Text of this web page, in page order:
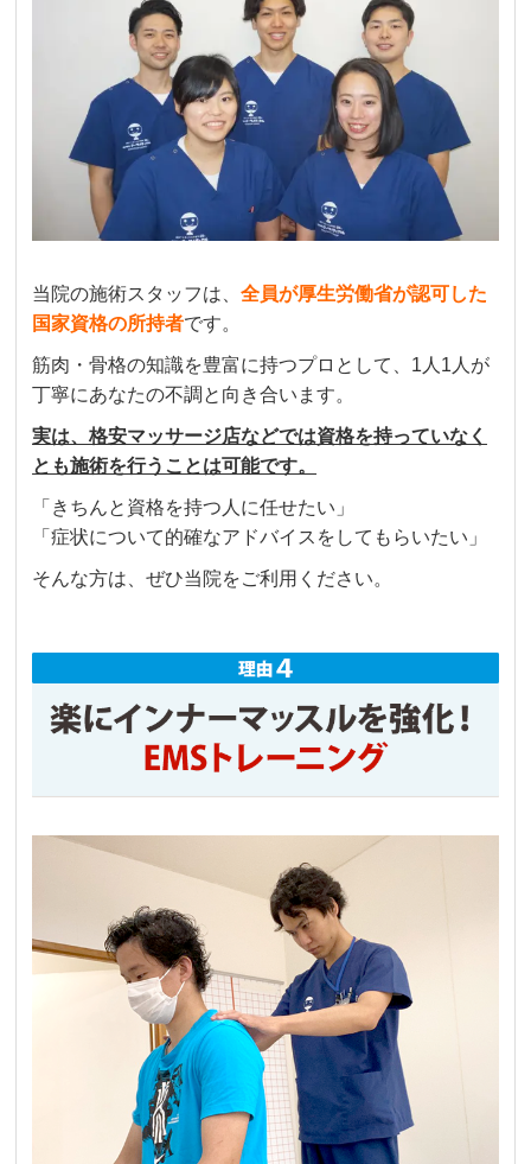
当院の施術スタッフは、全員が厚生労働省が認可した
国家資格の所持者です。
筋肉・骨格の知識を豊富に持つプロとして、1人1人が
丁寧にあなたの不調と向き合います。
実は、格安マッサージ店などでは資格を持っていなく
とも施術を行うことは可能です。
「きちんと資格を持つ人に任せたい」
「症状について的確なアドバイスをしてもらいたい」
そんな方は、ぜひ当院をご利用ください。